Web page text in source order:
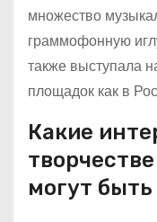
множество
граммофонную
также выступала
площадок как в
Какие
могут